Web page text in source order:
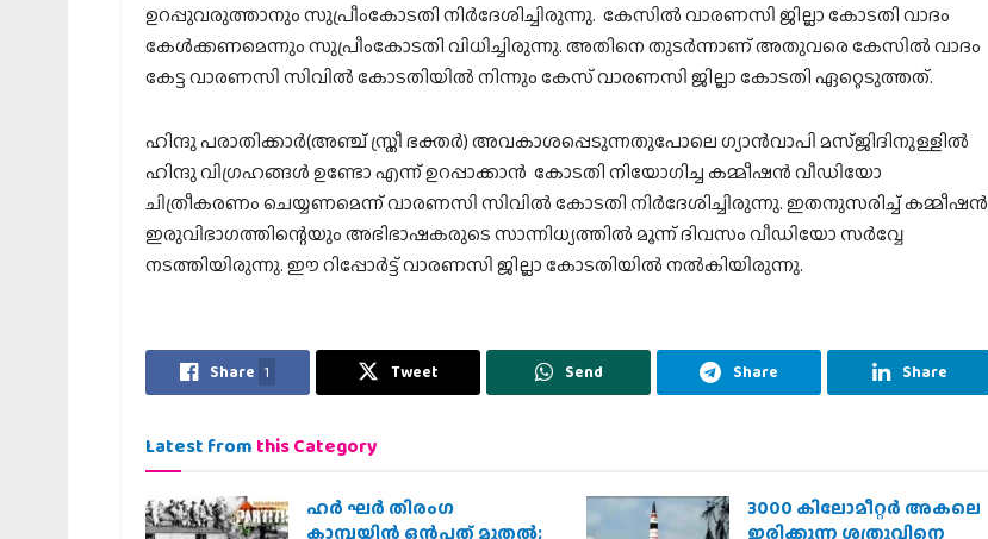
ഉറപ്പുവരുത്താനും സുപ്രീംകോടതി നിര്‍ദേശിച്ചിരുന്നു. കേസില്‍ വാരണസി ജില്ലാ കോടതി വാദം
കേള്‍ക്കണമെന്നും സുപ്രീംകോടതി വിധിച്ചിരുന്നു. അതിനെ തുടര്‍ന്നാണ് അതുവരെ കേസില്‍ വാദം
കേട്ട വാരണസി സിവില്‍ കോടതിയില്‍ നിന്നും കേസ് വാരണസി ജില്ലാ കോടതി ഏറ്റെടുത്തത്.
ഹിന്ദു പരാതിക്കാര്‍(അഞ്ച് സ്ത്രീ ഭക്തര്‍) അവകാശപ്പെടുന്നതുപോലെ ഗ്യാന്‍വാപി മസ്ജിദിനുള്ളില്‍
ഹിന്ദു വിഗ്രഹങ്ങള്‍ ഉണ്ടോ എന്ന് ഉറപ്പാക്കാന്‍ കോടതി നിയോഗിച്ച കമ്മീഷന്‍ വീഡിയോ
ചിത്രീകരണം ചെയ്യണമെന്ന് വാരണസി സിവില്‍ കോടതി നിര്‍ദേശിച്ചിരുന്നു. ഇതനുസരിച്ച് കമ്മീഷന്‍
ഇരുവിഭാഗത്തിന്റെയും അഭിഭാഷകരുടെ സാന്നിധ്യത്തില്‍ മൂന്ന് ദിവസം വീഡിയോ സര്‍വ്വേ
നടത്തിയിരുന്നു. ഈ റിപ്പോര്‍ട്ട് വാരണസി ജില്ലാ കോടതിയില്‍ നല്‍കിയിരുന്നു.
Share 1 Tweet Send Share Share
Latest from this Category
ഹര്‍ ഘര്‍ തിരംഗ
കാമ്പയിന്‍ ഒന്‍പത് മുതല്‍;
3000 കിലോമീറ്റർ അകലെ
ഇരിക്കുന്ന ശത്രുവിനെ